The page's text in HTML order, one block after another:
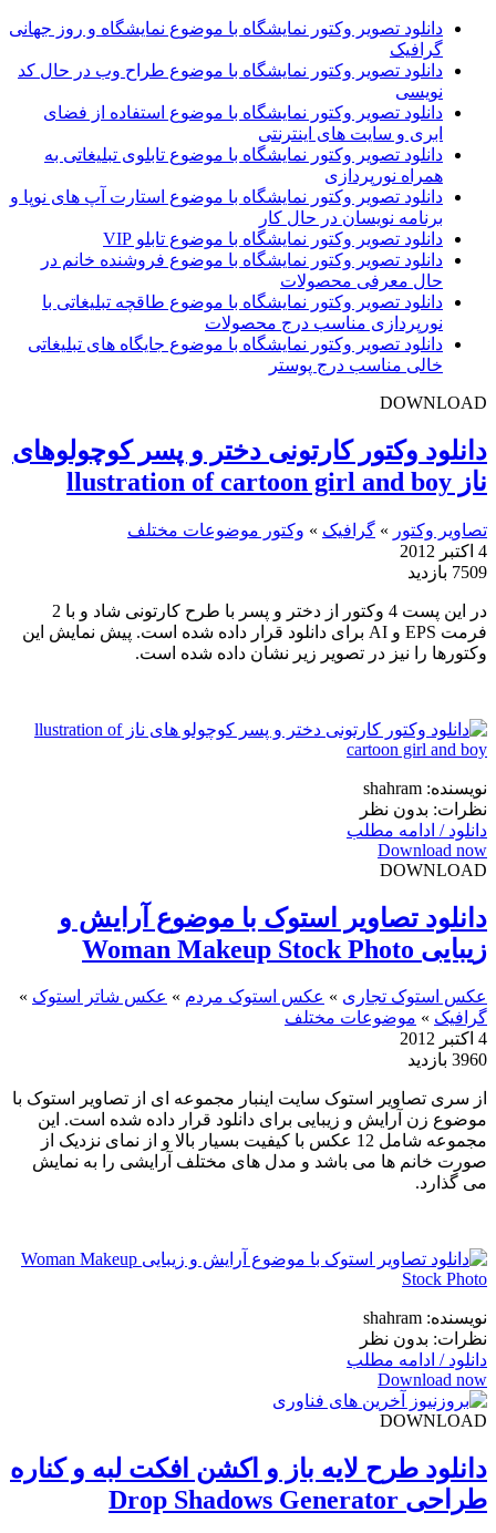
دانلود تصویر وکتور نمایشگاه با موضوع نمایشگاه و روز جهانی
گرافیک
دانلود تصویر وکتور نمایشگاه با موضوع طراح وب در حال کد
نویسی
دانلود تصویر وکتور نمایشگاه با موضوع استفاده از فضای
ابری و سایت های اینترنتی
دانلود تصویر وکتور نمایشگاه با موضوع تابلوی تبلیغاتی به
همراه نورپردازی
دانلود تصویر وکتور نمایشگاه با موضوع استارت آپ های نوپا و
برنامه نویسان در حال کار
دانلود تصویر وکتور نمایشگاه با موضوع تابلو VIP
دانلود تصویر وکتور نمایشگاه با موضوع فروشنده خانم در
حال معرفی محصولات
دانلود تصویر وکتور نمایشگاه با موضوع طاقچه تبلیغاتی با
نورپردازی مناسب درج محصولات
دانلود تصویر وکتور نمایشگاه با موضوع جایگاه های تبلیغاتی
خالی مناسب درج پوستر
DOWNLOAD
دانلود وکتور کارتونی دختر و پسر کوچولوهای
ناز llustration of cartoon girl and boy
تصاویر وکتور » گرافیک » وکتور موضوعات مختلف
4 اکتبر 2012
7509 بازدید
در این پست 4 وکتور از دختر و پسر با طرح کارتونی شاد و با 2
فرمت EPS و AI برای دانلود قرار داده شده است. پیش نمایش این
وکتورها را نیز در تصویر زیر نشان داده شده است.
نویسنده: shahram
نظرات: بدون نظر
دانلود / ادامه مطلب
Download now
DOWNLOAD
دانلود تصاویر استوک با موضوع آرایش و
زیبایی Woman Makeup Stock Photo
عکس استوک تجاری » عکس استوک مردم » عکس شاتر استوک »
گرافیک » موضوعات مختلف
4 اکتبر 2012
3960 بازدید
از سری تصاویر استوک سایت اینبار مجموعه ای از تصاویر استوک با
موضوع زن آرایش و زیبایی برای دانلود قرار داده شده است. این
مجموعه شامل 12 عکس با کیفیت بسیار بالا و از نمای نزدیک از
صورت خانم ها می باشد و مدل های مختلف آرایشی را به نمایش
می گذارد.
نویسنده: shahram
نظرات: بدون نظر
دانلود / ادامه مطلب
Download now
DOWNLOAD
دانلود طرح لایه باز و اکشن افکت لبه و کناره
طراحی Drop Shadows Generator